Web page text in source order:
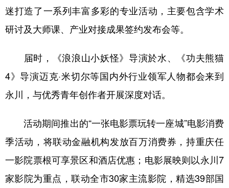
迷打造了一系列丰富多彩的专业活动，主要包含学术
研讨及大师课、产业对接成果签约发布会等。
届时，《浪浪山小妖怪》导演於水、《功夫熊猫
4》导演迈克·米切尔等国内外行业领军人物都会来到
永川，与优秀青年创作者开展深度对话。
活动期间推出的“一张电影票玩转一座城”电影消费
季活动，将联动金融机构发放百万消费券，持重庆任
一影院票根可享景区和酒店优惠；电影展映则以永川7
家影院为重点，联动全市30家主流影院，精选39部国